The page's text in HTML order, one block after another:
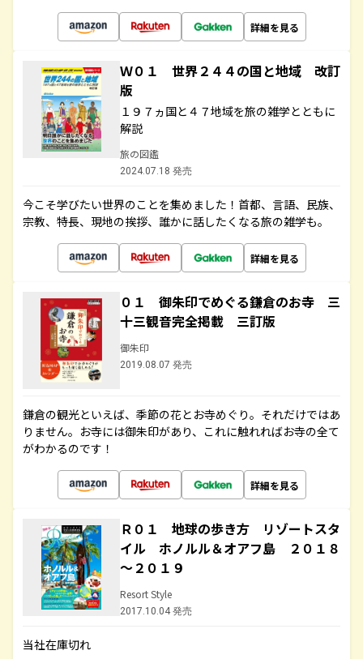
詳細を見る
Ｗ０１ 世界２４４の国と地域 改訂
版
１９７ヵ国と４７地域を旅の雑学とともに
解説
旅の図鑑
2024.07.18 発売
今こそ学びたい世界のことを集めました！首都、言語、民族、
宗教、特長、現地の挨拶、誰かに話したくなる旅の雑学も。
詳細を見る
０１ 御朱印でめぐる鎌倉のお寺 三
十三観音完全掲載 三訂版
御朱印
2019.08.07 発売
鎌倉の観光といえば、季節の花とお寺めぐり。それだけではあ
りません。お寺には御朱印があり、これに触れればお寺の全て
がわかるのです！
詳細を見る
Ｒ０１ 地球の歩き方 リゾートスタ
イル ホノルル＆オアフ島 ２０１８
～２０１９
Resort Style
2017.10.04 発売
当社在庫切れ